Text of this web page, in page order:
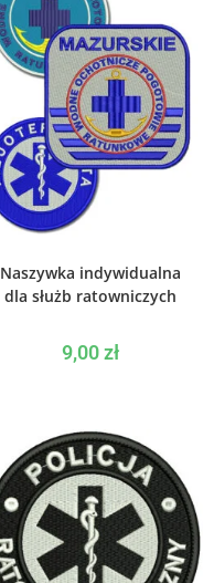
Naszywka indywidualna
dla służb ratowniczych
9,00zł